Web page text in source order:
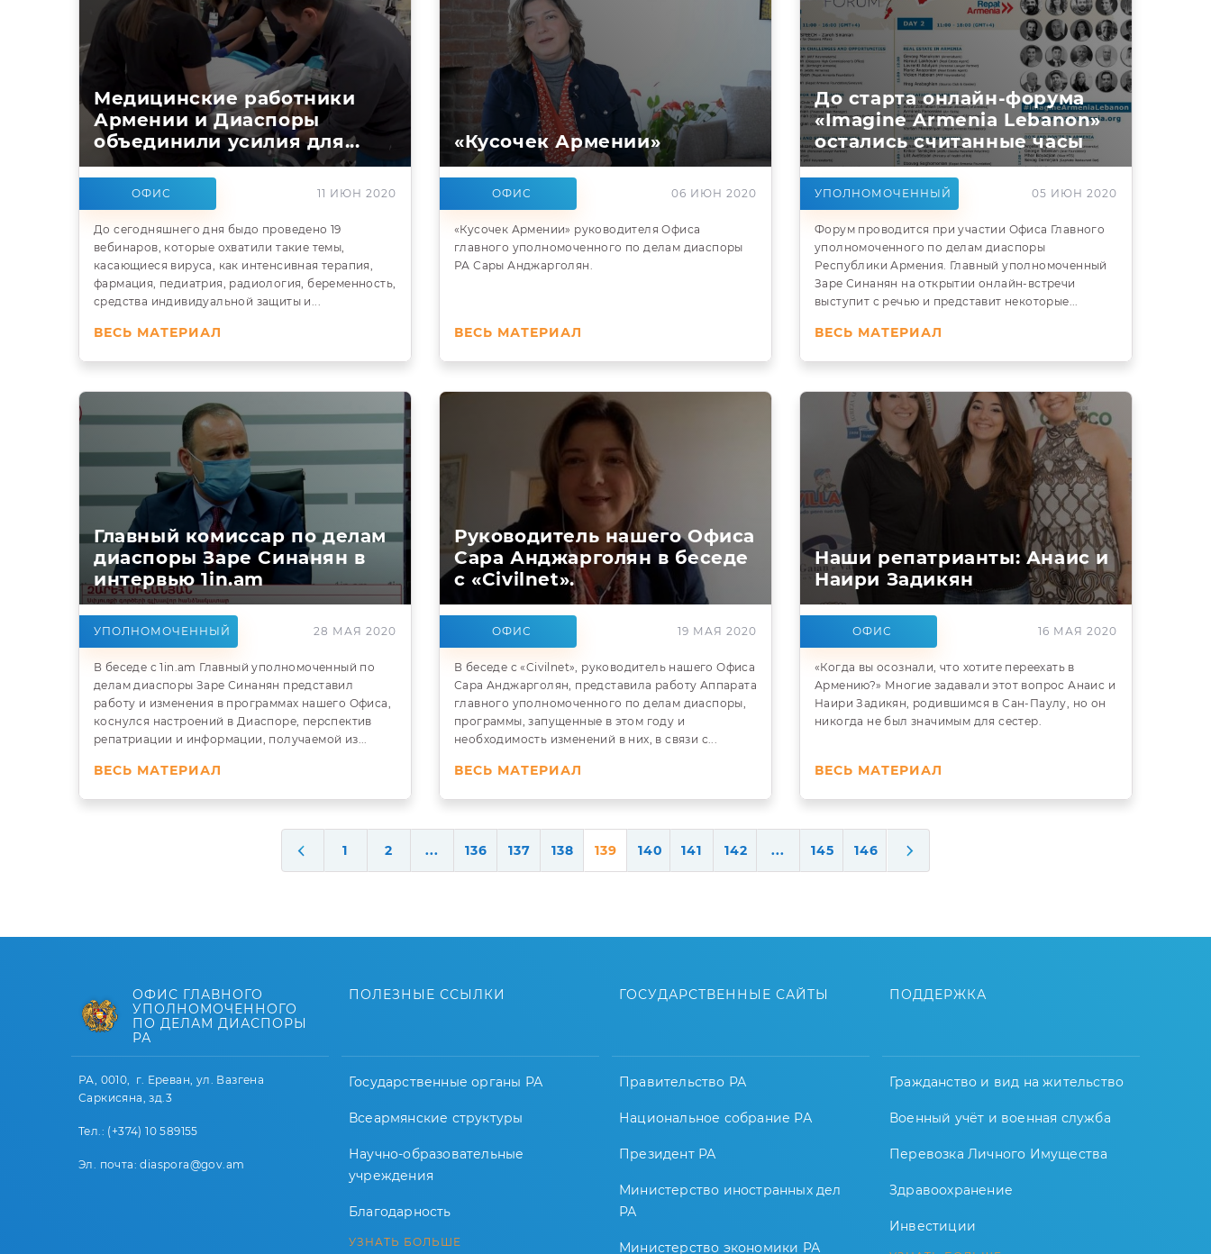
Медицинские работники
Армении и Диаспоры
объединили усилия для...
ОФИС 11 ИЮН 2020
До сегодняшнего дня быдо проведено 19
вебинаров, которые охватили такие темы,
касающиеся вируса, как интенсивная терапия,
фармация, педиатрия, радиология, беременность,
средства индивидуальной защиты и...
ВЕСЬ МАТЕРИАЛ
«Кусочек Армении»
ОФИС 06 ИЮН 2020
«Кусочек Армении» руководителя Офиса
главного уполномоченного по делам диаспоры
РА Сары Анджарголян.
ВЕСЬ МАТЕРИАЛ
До старта онлайн-форума
«Imagine Armenia Lebanon»
остались считанные часы
УПОЛНОМОЧЕННЫЙ 05 ИЮН 2020
Форум проводится при участии Офиса Главного
уполномоченного по делам диаспоры
Республики Армения. Главный уполномоченный
Заре Синанян на открытии онлайн-встречи
выступит с речью и представит некоторые...
ВЕСЬ МАТЕРИАЛ
Главный комиссар по делам
диаспоры Заре Синанян в
интервью 1in.am
УПОЛНОМОЧЕННЫЙ 28 МАЯ 2020
В беседе с 1in.am Главный уполномоченный по
делам диаспоры Заре Синанян представил
работу и изменения в программах нашего Офиса,
коснулся настроений в Диаспоре, перспектив
репатриации и информации, получаемой из...
ВЕСЬ МАТЕРИАЛ
Руководитель нашего Офиса
Сара Анджарголян в беседе
с «Civilnet».
ОФИС 19 МАЯ 2020
В беседе с «Civilnet», руководитель нашего Офиса
Сара Анджарголян, представила работу Аппарата
главного уполномоченного по делам диаспоры,
программы, запущенные в этом году и
необходимость изменений в них, в связи с...
ВЕСЬ МАТЕРИАЛ
Наши репатрианты: Анаис и
Наири Задикян
ОФИС 16 МАЯ 2020
«Когда вы осознали, что хотите переехать в
Армению?» Многие задавали этот вопрос Анаис и
Наири Задикян, родившимся в Сан-Паулу, но он
никогда не был значимым для сестер.
ВЕСЬ МАТЕРИАЛ
1 2 ... 136 137 138 139 140 141 142 ... 145 146
ОФИС ГЛАВНОГО
УПОЛНОМОЧЕННОГО
ПО ДЕЛАМ ДИАСПОРЫ
РА
РА, 0010, г. Ереван, ул. Вазгена
Саркисяна, зд.3
Тел.: (+374) 10 589155
Эл. почта: diaspora@gov.am
ПОЛЕЗНЫЕ ССЫЛКИ
Государственные органы РА
Всеармянские структуры
Научно-образовательные
учреждения
Благодарность
УЗНАТЬ БОЛЬШЕ
ГОСУДАРСТВЕННЫЕ САЙТЫ
Правительство РА
Национальное собрание РА
Президент РА
Министерство иностранных дел
РА
Министерство экономики РА
ПОДДЕРЖКА
Гражданство и вид на жительство
Военный учёт и военная служба
Перевозка Личного Имущества
Здравоохранение
Инвестиции